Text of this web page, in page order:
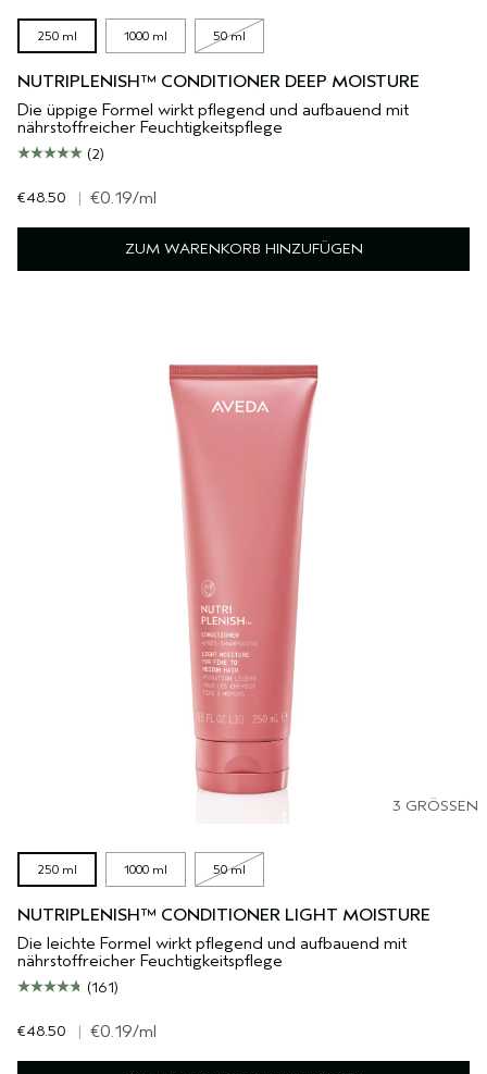
250 ml 1000 ml 50 ml
NUTRIPLENISH™ CONDITIONER DEEP MOISTURE
Die üppige Formel wirkt pflegend und aufbauend mit
nährstoffreicher Feuchtigkeitspflege
(2)
€48.50 | €0.19/ml
ZUM WARENKORB HINZUFÜGEN
3 GRÖSSEN
250 ml 1000 ml 50 ml
NUTRIPLENISH™ CONDITIONER LIGHT MOISTURE
Die leichte Formel wirkt pflegend und aufbauend mit
nährstoffreicher Feuchtigkeitspflege
(161)
€48.50 | €0.19/ml